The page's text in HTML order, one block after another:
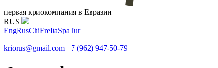
первая криокомпания в Евразии
RUS
EngRusChiFreItaSpaTur
kriorus@gmail.com +7 (962) 947-50-79